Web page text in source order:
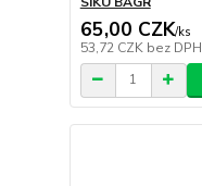
65,00 CZK/ks
53,72 CZK bez DPH